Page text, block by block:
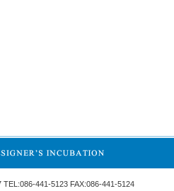
441-5123 FAX:086-441-5124